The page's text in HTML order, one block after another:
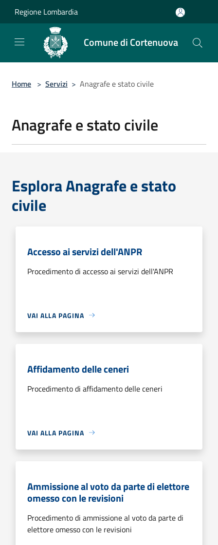
Regione Lombardia
Comune di Cortenuova
Home > Servizi > Anagrafe e stato civile
Anagrafe e stato civile
Esplora Anagrafe e stato
civile
Accesso ai servizi dell'ANPR
Procedimento di accesso ai servizi dell'ANPR
VAI ALLA PAGINA
Affidamento delle ceneri
Procedimento di affidamento delle ceneri
VAI ALLA PAGINA
Ammissione al voto da parte di elettore
omesso con le revisioni
Procedimento di ammissione al voto da parte di
elettore omesso con le revisioni